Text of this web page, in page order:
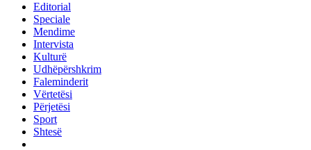
Editorial
Speciale
Mendime
Intervista
Kulturë
Udhëpërshkrim
Faleminderit
Vërtetësi
Përjetësi
Sport
Shtesë